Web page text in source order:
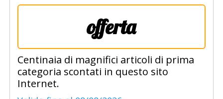
offerta
Centinaia di magnifici articoli di prima
categoria scontati in questo sito
Internet.